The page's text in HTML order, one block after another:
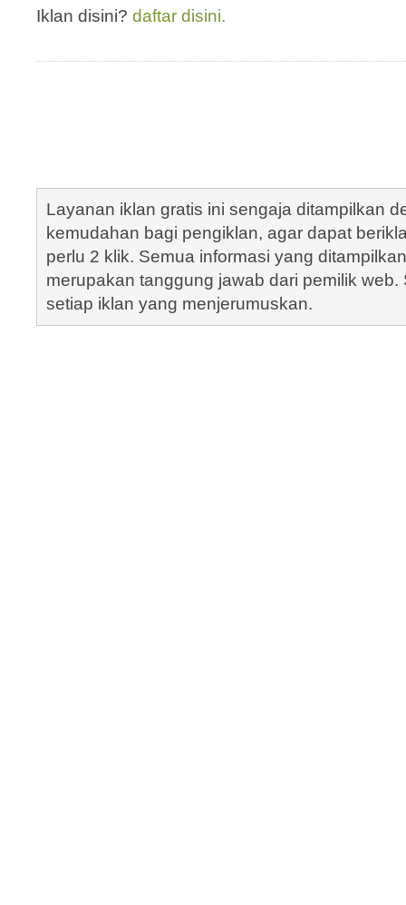
Iklan disini? daftar disini.
Layanan iklan gratis ini sengaja ditampilkan
kemudahan bagi pengiklan, agar dapat
perlu 2 klik. Semua informasi yang
merupakan tanggung jawab dari pemilik
setiap iklan yang menjerumuskan.